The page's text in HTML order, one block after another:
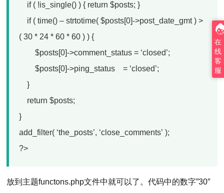
if ( !is_single() ) { return $posts; }
if ( time() – strtotime( $posts[0]->post_date_gmt ) >
( 30 * 24 * 60 * 60 ) ) {
$posts[0]->comment_status = ‘closed’;
$posts[0]->ping_status = ‘closed’;
}
return $posts;
}
add_filter( ‘the_posts’, ‘close_comments’ );
?>
放到主题functons.php文件中就可以了。代码中的数字”30″
在
线
客
服